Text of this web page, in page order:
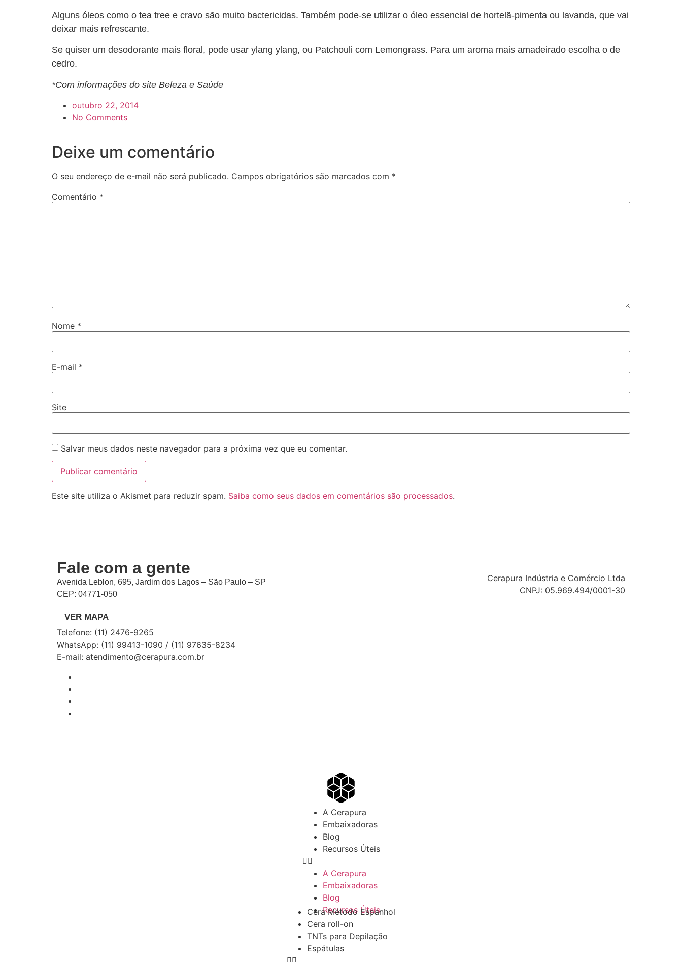
Alguns óleos como o tea tree e cravo são muito bactericidas. Também pode-se utilizar o óleo essencial de hortelã-pimenta ou lavanda, que vai
deixar mais refrescante.
Se quiser um desodorante mais floral, pode usar ylang ylang, ou Patchouli com Lemongrass. Para um aroma mais amadeirado escolha o de
cedro.
*Com informações do site Beleza e Saúde
outubro 22, 2014
No Comments
Deixe um comentário
O seu endereço de e-mail não será publicado. Campos obrigatórios são marcados com *
Comentário *
Nome *
E-mail *
Site
Salvar meus dados neste navegador para a próxima vez que eu comentar.
Este site utiliza o Akismet para reduzir spam. Saiba como seus dados em comentários são processados.
Fale com a gente
Avenida Leblon, 695, Jardim dos Lagos – São Paulo – SP
CEP: 04771-050
VER MAPA
Telefone: (11) 2476-9265
WhatsApp: (11) 99413-1090 / (11) 97635-8234
E-mail: atendimento@cerapura.com.br
Cerapura Indústria e Comércio Ltda
CNPJ: 05.969.494/0001-30
A Cerapura
Embaixadoras
Blog
Recursos Úteis
A Cerapura
Embaixadoras
Blog
Recursos Úteis
Cera Método Espanhol
Cera roll-on
TNTs para Depilação
Espátulas